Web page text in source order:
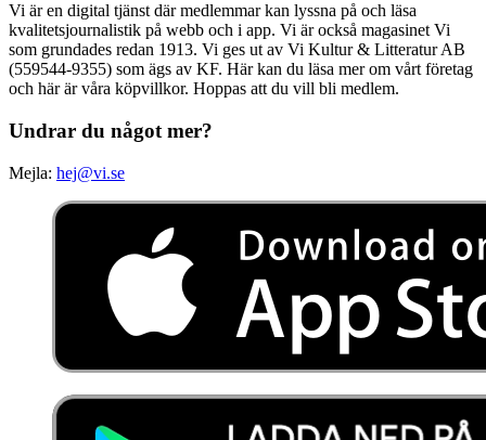
Vi är en digital tjänst där medlemmar kan lyssna på och läsa
kvalitetsjournalistik på webb och i app. Vi är också magasinet Vi
som grundades redan 1913. Vi ges ut av Vi Kultur & Litteratur AB
(559544-9355) som ägs av KF. Här kan du läsa mer om vårt företag
och här är våra köpvillkor. Hoppas att du vill bli medlem.
Undrar du något mer?
Mejla: hej@vi.se